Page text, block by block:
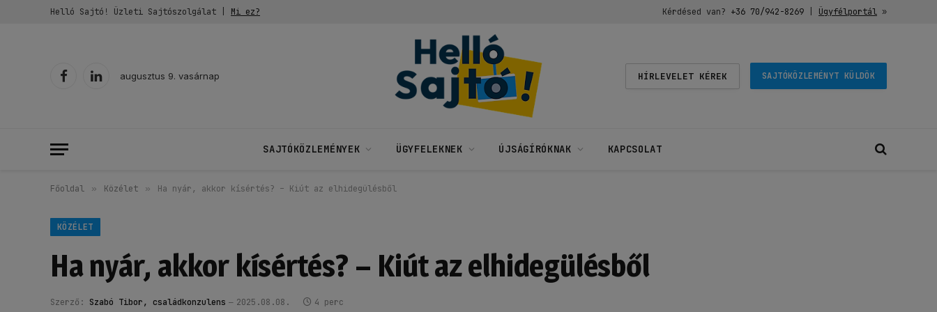
Helló Sajtó! Üzleti Sajtószolgálat | Mi ez? Kérdésed van? +36 70/942-8269| Ügyfélportál»
FacebookLinkedIn
augusztus 9. vasárnap HÍRLEVELET KÉREK SAJTÓKÖZLEMÉNYT KÜLDÖK
SAJTÓKÖZLEMÉNYEK ÜGYFELEKNEK ÚJSÁGÍRÓKNAK KAPCSOLAT
Főoldal » Közélet » Ha nyár, akkor kísértés? – Kiút az elhidegülésből
KÖZÉLET
Ha nyár, akkor kísértés? – Kiút az elhidegülésből
Szerző: Szabó Tibor, családkonzulens 2025.08.08. 4 perc